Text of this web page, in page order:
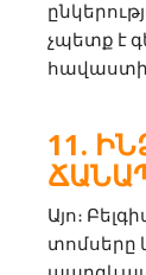
չպետք է
Այո։
տոմսերը